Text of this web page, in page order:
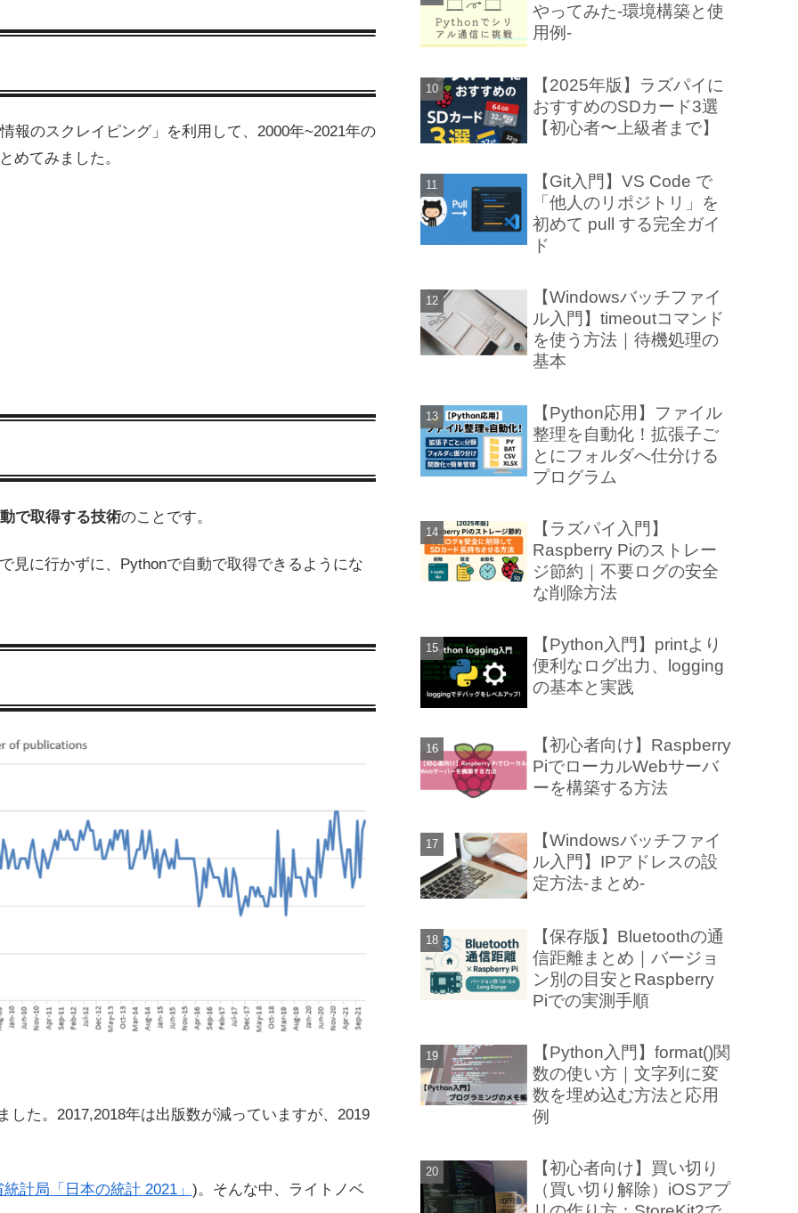
報のスクレイピング」を利用して、2000年~2021年の
めてみました。
で取得する技術のことです。
見に行かずに、Pythonで自動で取得できるようにな
た。2017,2018年は出版数が減っていますが、2019
計局「日本の統計 2021」 )。そんな中、ライトノベ
やってみた-環境構築と使
用例-
【2025年版】ラズパイに
おすすめのSDカード3選
【初心者〜上級者まで】
【Git入門】VS Code で
「他人のリポジトリ」を
初めて pull する完全ガイ
ド
【Windowsバッチファイ
ル入門】timeoutコマンド
を使う方法｜待機処理の
基本
【Python応用】ファイル
整理を自動化！拡張子ご
とにフォルダへ仕分ける
プログラム
【ラズパイ入門】
Raspberry Piのストレー
ジ節約｜不要ログの安全
な削除方法
【Python入門】printより
便利なログ出力、logging
の基本と実践
【初心者向け】Raspberry
PiでローカルWebサーバ
ーを構築する方法
【Windowsバッチファイ
ル入門】IPアドレスの設
定方法-まとめ-
【保存版】Bluetoothの通
信距離まとめ｜バージョ
ン別の目安とRaspberry
Piでの実測手順
【Python入門】format()関
数の使い方｜文字列に変
数を埋め込む方法と応用
例
【初心者向け】買い切り
（買い切り解除）iOSアプ